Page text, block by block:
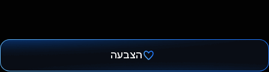
הצבעה